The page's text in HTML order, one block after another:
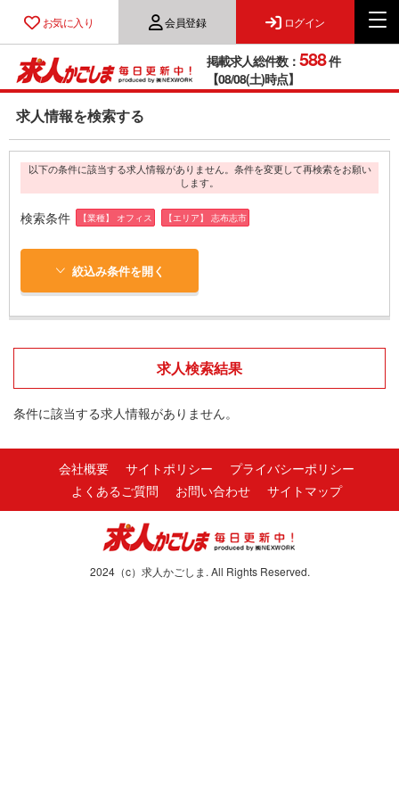
お気に入り 会員登録 ログイン
掲載求人総件数： 588件
【08/08(土)時点】
求人情報を検索する
以下の条件に該当する求人情報がありません。条件を変更して再検索をお願い
します。
検索条件 【業種】 オフィス 【エリア】 志布志市
絞込み条件を開く
求人検索結果
条件に該当する求人情報がありません。
会社概要 サイトポリシー
プライバシーポリシー
よくあるご質問
お問い合わせ サイトマップ
2024（c）求人かごしま. All Rights Reserved.